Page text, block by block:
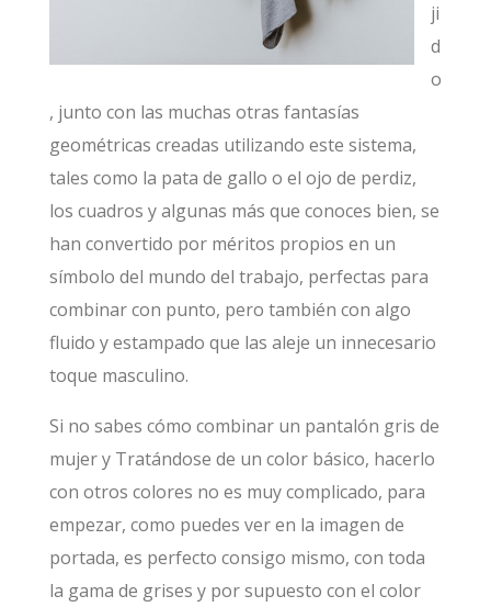
ji
d
o
, junto con las muchas otras fantasías
geométricas creadas utilizando este sistema,
tales como la pata de gallo o el ojo de perdiz,
los cuadros y algunas más que conoces bien, se
han convertido por méritos propios en un
símbolo del mundo del trabajo, perfectas para
combinar con punto, pero también con algo
fluido y estampado que las aleje un innecesario
toque masculino.
Si no sabes cómo combinar un pantalón gris de
mujer y Tratándose de un color básico, hacerlo
con otros colores no es muy complicado, para
empezar, como puedes ver en la imagen de
portada, es perfecto consigo mismo, con toda
la gama de grises y por supuesto con el color